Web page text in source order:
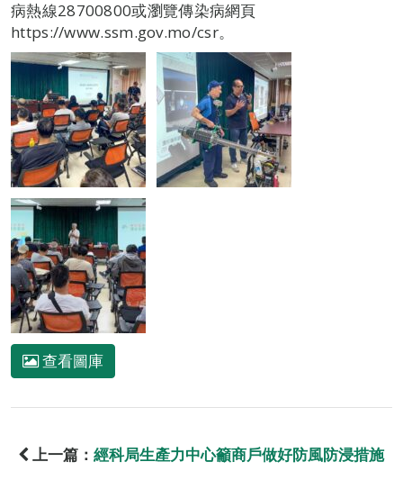
病熱線28700800或瀏覽傳染病網頁
https://www.ssm.gov.mo/csr。
查看圖庫
上一篇： 經科局生產力中心籲商戶做好防風防浸措施